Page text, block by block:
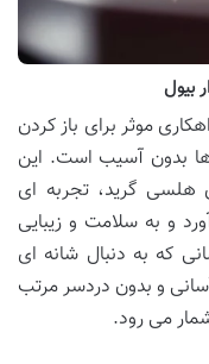
بیول
موثر برای باز کردن
بدون آسیب است. این
هلسی گرید، تجربه ای
و به سلامت و زیبایی
که به دنبال شانه ای
و بدون دردسر مرتب
می رود.